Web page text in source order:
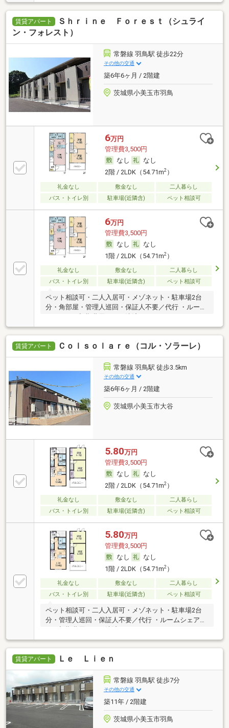
賃貸アパート
Ｓｈｒｉｎｅ Ｆｏｒｅｓｔ（シュライ
ン・フォレスト）
常磐線 羽鳥駅 徒歩22分
その他の交通
築6年6ヶ月 / 2階建
茨城県小美玉市羽鳥
6万円
管理費3,500円
なし
なし
2階 / 2LDK（54.71m2）
礼金なし 敷金なし
二人暮らし
バス・トイレ別
駐車場(近隣含) ペット相談可
6万円
管理費3,500円
なし
なし
1階 / 2LDK（54.71m2）
礼金なし 敷金なし
二人暮らし
バス・トイレ別
駐車場(近隣含) ペット相談可
ペット相談可・二人入居可・メゾネット・駐車場2台
分・角部屋・管理人巡回・保証人不要／代行 ・ルーム
賃貸アパート Ｃｏｌｓｏｌａｒｅ（コル・ソラーレ）
常磐線 羽鳥駅 徒歩3.5km
その他の交通
築6年6ヶ月 / 2階建
茨城県小美玉市大谷
5.80万円
管理費3,500円
なし
なし
2階 / 2LDK（54.71m2）
礼金なし 敷金なし
二人暮らし
バス・トイレ別
駐車場(近隣含) ペット相談可
5.80万円
管理費3,500円
なし
なし
1階 / 2LDK（54.71m2）
礼金なし 敷金なし
二人暮らし
バス・トイレ別
駐車場(近隣含) ペット相談可
ペット相談可・二人入居可・メゾネット・駐車場2台
分・管理人巡回・保証人不要／代行 ・ルームシェア
賃貸アパート Ｌｅ Ｌｉｅｎ
常磐線 羽鳥駅 徒歩7分
その他の交通
築11年 / 2階建
茨城県小美玉市羽鳥